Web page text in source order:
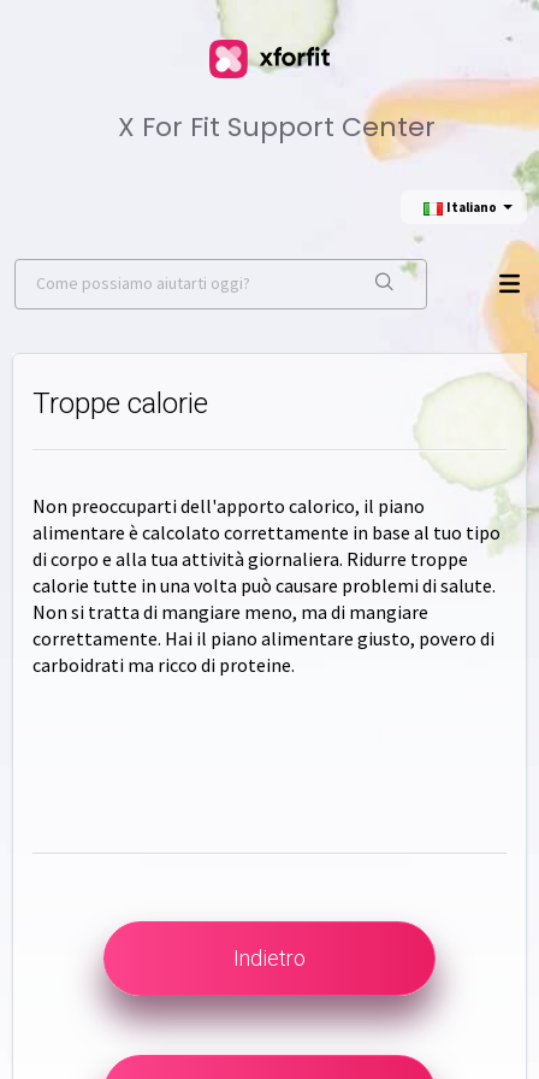
X For Fit Support Center
Italiano
Troppe calorie
Non preoccuparti dell'apporto calorico, il piano
alimentare è calcolato correttamente in base al tuo tipo
di corpo e alla tua attività giornaliera. Ridurre troppe
calorie tutte in una volta può causare problemi di salute.
Non si tratta di mangiare meno, ma di mangiare
correttamente. Hai il piano alimentare giusto, povero di
carboidrati ma ricco di proteine.
Indietro